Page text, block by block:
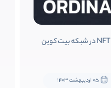
05 اردیبهشت 1403